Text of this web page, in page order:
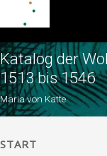
Katalog der
1513 bis 1546
Maria von Katte
START